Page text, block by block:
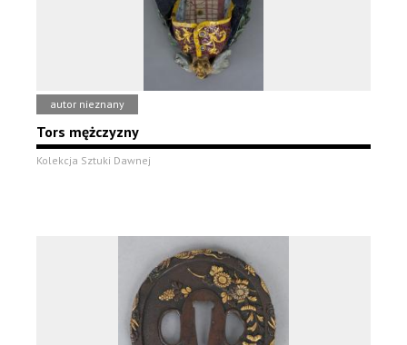
autor nieznany
Tors mężczyzny
Kolekcja Sztuki Dawnej